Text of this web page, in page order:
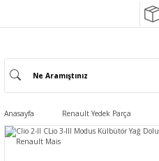
Anasayfa Renault Yedek Parça